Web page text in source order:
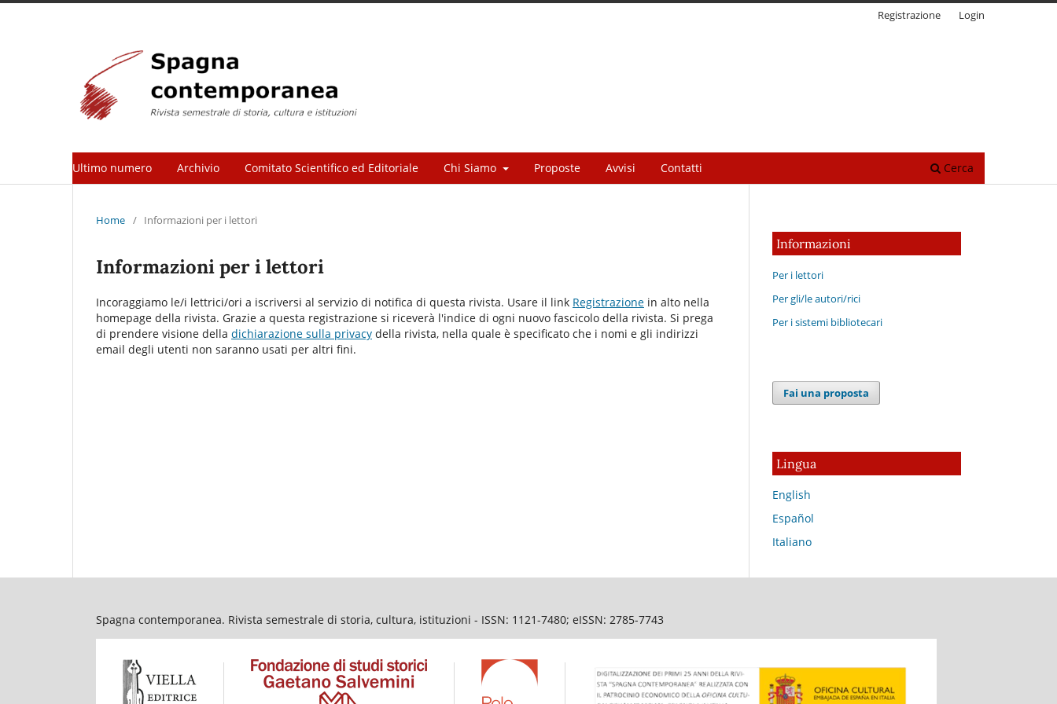
Ultimo numero Archivio Comitato Scientifico ed Editoriale Chi Siamo Proposte Avvisi Contatti Cerca
Registrazione Login
Home / Informazioni per i lettori
Informazioni per i lettori
Incoraggiamo le/i lettrici/ori a iscriversi al servizio di notifica di questa rivista. Usare il link Registrazione in alto nella
homepage della rivista. Grazie a questa registrazione si riceverà l'indice di ogni nuovo fascicolo della rivista. Si prega
di prendere visione della dichiarazione sulla privacy della rivista, nella quale è specificato che i nomi e gli indirizzi
email degli utenti non saranno usati per altri fini.
Informazioni
Per i lettori
Per gli/le autori/rici
Per i sistemi bibliotecari
Fai una proposta
Lingua
English
Español
Italiano
Spagna contemporanea. Rivista semestrale di storia, cultura, istituzioni - ISSN: 1121-7480; eISSN: 2785-7743